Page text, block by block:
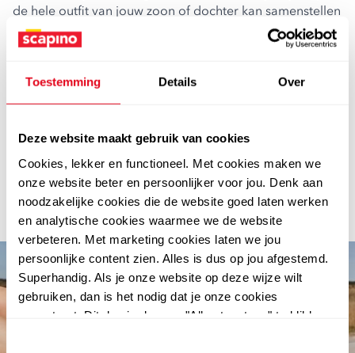
Toestemming Details Over
Deze website maakt gebruik van cookies
Cookies, lekker en functioneel. Met cookies maken we
onze website beter en persoonlijker voor jou. Denk aan
noodzakelijke cookies die de website goed laten werken
en analytische cookies waarmee we de website
verbeteren. Met marketing cookies laten we jou
persoonlijke content zien. Alles is dus op jou afgestemd.
Superhandig. Als je onze website op deze wijze wilt
gebruiken, dan is het nodig dat je onze cookies
accepteert. Dit doe je door op "Alles toestaan" te klikken.
de hele outfit van jouw zoon of dochter kan samenstellen
voor weinig geld. Bekijk onze uitgebreide collectie
kinderkleding
en verras jouw zoon of dochter met een
shop chelsea boots maat 32 voordelig bij scapino!
Shop je graag online of bezoek je liever een winkel? Het
fijne aan een winkel bezoeken is natuurlijk dat je de
artikelen meteen kan passen. Maar waar je ook voor
kiest, bij Scapino weet je dat je voor weinig geld trendy
schoenen, kleding en accessoires kan kopen van hoge
kwaliteit.